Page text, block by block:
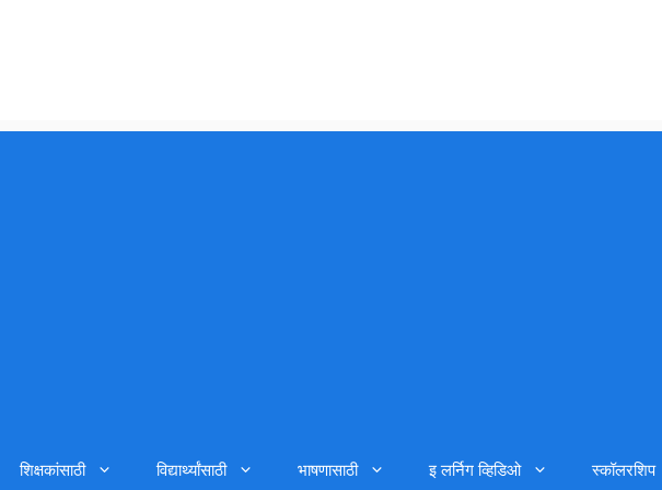
शिक्षकांसाठी विद्यार्थ्यांसाठी भाषणासाठी इ लर्निग व्हिडिओ स्कॉलरशिप